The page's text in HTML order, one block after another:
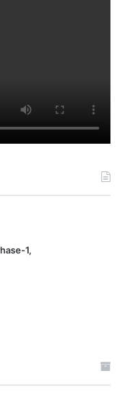
1,